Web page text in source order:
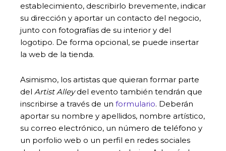
establecimiento, describirlo brevemente, indicar
su dirección y aportar un contacto del negocio,
junto con fotografías de su interior y del
logotipo. De forma opcional, se puede insertar
la web de la tienda.
Asimismo, los artistas que quieran formar parte
del Artist Alleydel evento también tendrán que
inscribirse a través de un formulario. Deberán
aportar su nombre y apellidos, nombre artístico,
su correo electrónico, un número de teléfono y
un porfolio web o un perfil en redes sociales